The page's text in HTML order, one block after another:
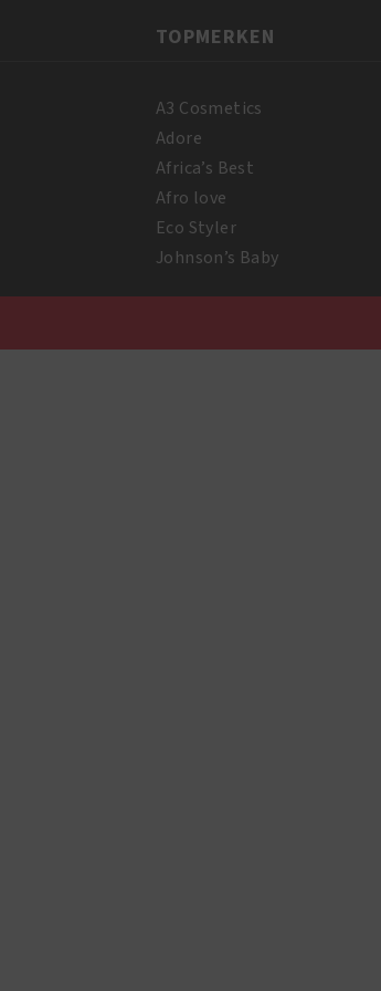
TOPMERKEN
A3 Cosmetics
Adore
Africa’s Best
Afro love
Eco Styler
Johnson’s Baby